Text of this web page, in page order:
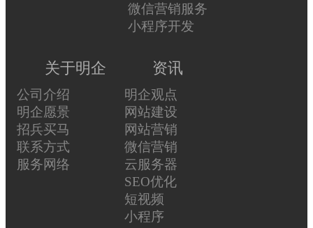
微信营销服务
小程序开发
关于明企
公司介绍
明企愿景
招兵买马
联系方式
服务网络
资讯
明企观点
网站建设
网站营销
微信营销
云服务器
SEO优化
短视频
小程序